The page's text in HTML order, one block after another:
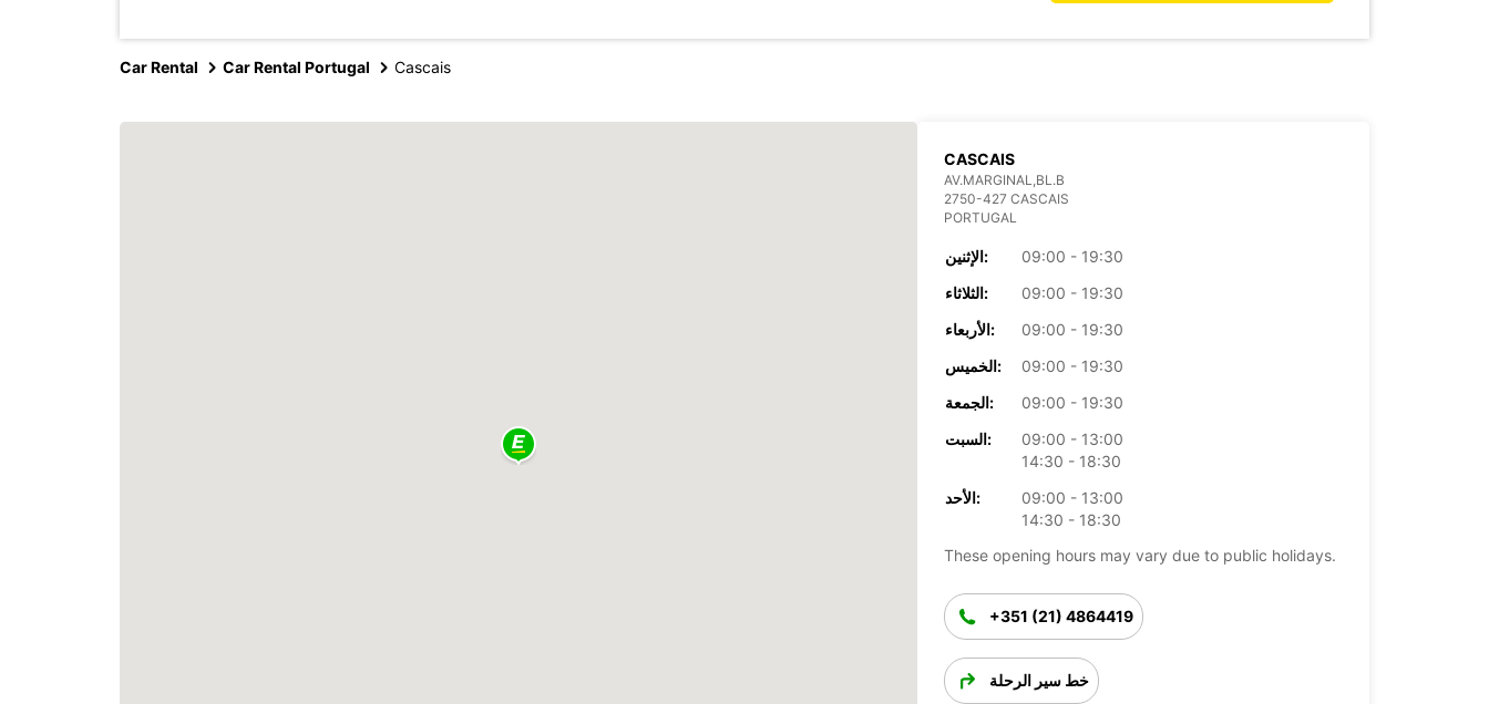
Car Rental Car Rental Portugal Cascais
CASCAIS
AV.MARGINAL,BL.B
2750-427 CASCAIS
PORTUGAL
الإثنين:
09:00 - 19:30
الثلاثاء:
09:00 - 19:30
الأربعاء:
09:00 - 19:30
الخميس:
09:00 - 19:30
الجمعة:
09:00 - 19:30
السبت:
09:00 - 13:00
14:30 - 18:30
الأحد:
09:00 - 13:00
14:30 - 18:30
These opening hours may vary due to public holidays.
+351 (21) 4864419
خط سير الرحلة